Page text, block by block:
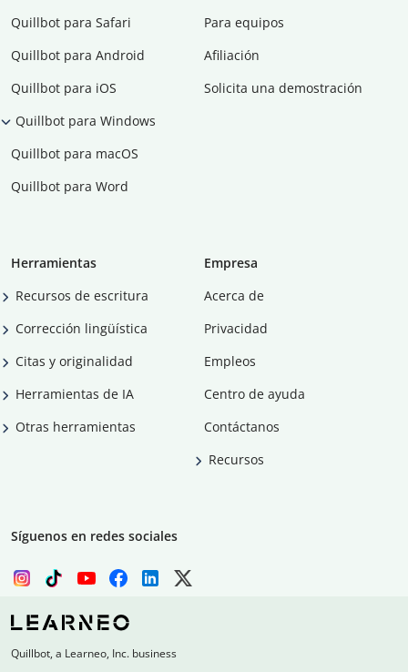
Quillbot para Safari
Quillbot para Android
Quillbot para iOS
Quillbot para Windows
Quillbot para macOS
Quillbot para Word
Para equipos
Afiliación
Solicita una demostración
Herramientas
Recursos de escritura
Corrección lingüística
Citas y originalidad
Herramientas de IA
Otras herramientas
Empresa
Acerca de
Privacidad
Empleos
Centro de ayuda
Contáctanos
Recursos
Síguenos en redes sociales
Quillbot, a Learneo, Inc. business